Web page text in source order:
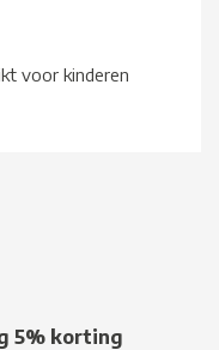
voor kinderen
5% korting